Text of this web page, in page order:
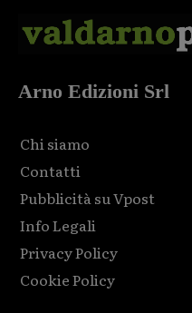
Arno Edizioni Srl
Chi siamo
Contatti
Pubblicità su Vpost
Info Legali
Privacy Policy
Cookie Policy